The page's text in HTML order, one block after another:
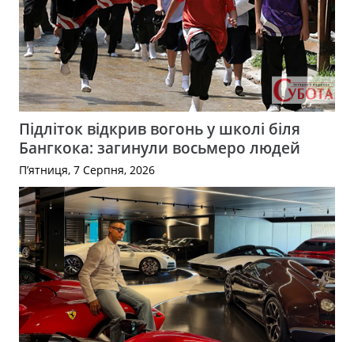
Підліток відкрив вогонь у школі біля
Бангкока: загинули восьмеро людей
П’ятниця, 7 Серпня, 2026